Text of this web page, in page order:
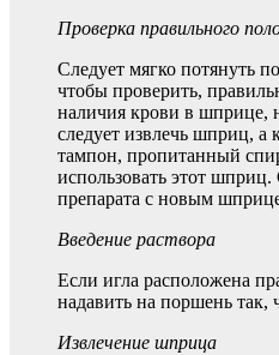
Проверка правильного
Следует мягко потянуть
чтобы проверить,
наличия крови в шприце,
следует извлечь шприц,
тампон, пропитанный
использовать этот шприц.
препарата с новым
Введение раствора
Если игла расположена
надавить на поршень так,
Извлечение шприца